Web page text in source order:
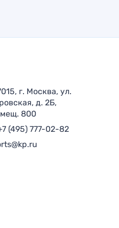
г. Москва, ул.
д. 2Б,
800
(495) 777-02-82